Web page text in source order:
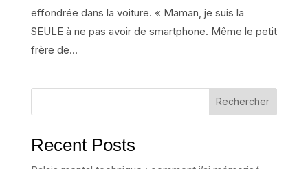
effondrée dans la voiture. « Maman, je suis la
SEULE à ne pas avoir de smartphone. Même le petit
frère de...
Rechercher
Recent Posts